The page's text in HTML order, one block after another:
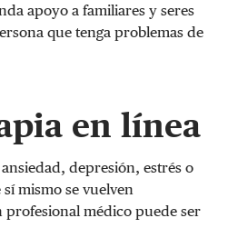
apoyo a familiares y seres
que tenga problemas de
en línea
depresión, estrés o
mismo se vuelven
profesional médico puede ser